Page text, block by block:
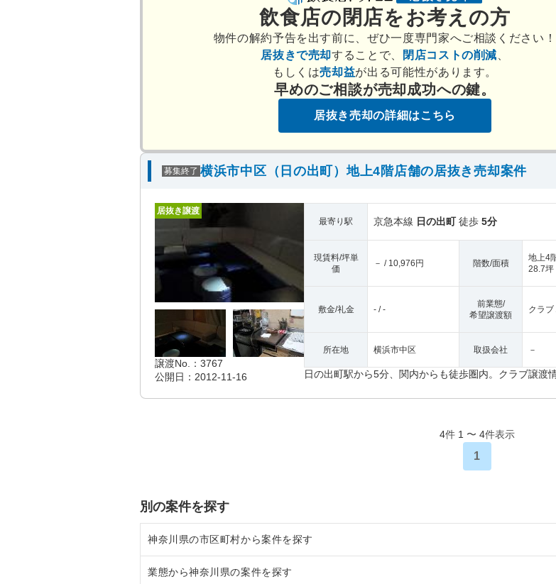
飲食店の閉店をお考えの方
物件の解約予告を出す前に、ぜひ一度専門家へご相談ください！
居抜きで売却することで、 閉店コストの削減
もしくは売却益が出る可能性があります。
早めのご相談が売却成功への鍵。
居抜き売却の詳細はこちら
募集終了 横浜市中区（日の出町）地上4階店舗の居抜き売却案件
居抜き譲渡
譲渡No.：3767
公開日：2012-11-16
最寄り駅 京急本線 日の出町徒歩 5分
現賃料/坪単
価
－ / 10,976円 階数/面積
地上4
28.7坪
敷金/礼金 - / -
前業態/
希望譲渡額
クラブ
所在地 横浜市中区 取扱会社 －
日の出町駅から5分、関内からも徒歩圏内。クラブ譲渡情
4件 1 〜 4件表示
1
別の案件を探す
神奈川県の市区町村から案件を探す
大和市の飲食店の居抜き売却物件の案件一覧
業態から神奈川県の案件を探す